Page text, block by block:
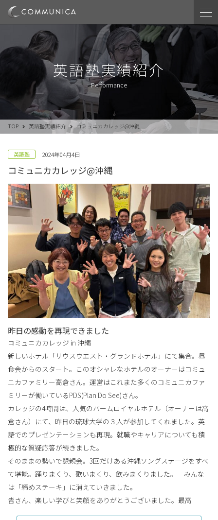
英語塾実績紹介
Performance
TOP 英語塾実績紹介 コミュニカカレッジ@沖縄
英語塾 2024年04月4日
コミュニカカレッジ@沖縄
昨日の感動を再現できました
コミュニカカレッジ in 沖縄
新しいホテル「サウスウエスト・グランドホテル」にて集合。昼
食会からのスタート。このオシャレなホテルのオーナーはコミュ
ニカファミリー高倉さん。運営はこれまた多くのコミュニカファ
ミリーが働いているPDS(Plan Do See)さん。
カレッジの4時間は、人気のパームロイヤルホテル（オーナーは高
倉さん）にて、昨日の琉球大学の３人が参加してくれました。英
語でのプレゼンテーションも再現。就職やキャリアについても積
極的な質疑応答が続きました。
そのままの勢いで懇親会。3回だけある沖縄ソングステージをすべ
て堪能。踊りまくり、歌いまくり、飲みまくりました。 みんな
は「締めステーキ」に消えていきました。
皆さん、楽しい学びと笑顔をありがとうございました。最高